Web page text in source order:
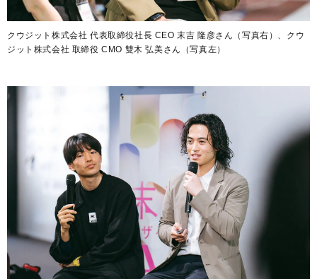
クウジット株式会社 代表取締役社長 CEO 末吉 隆彦さん（写真右）、クウ
ジット株式会社 取締役 CMO 雙木 弘美さん（写真左）